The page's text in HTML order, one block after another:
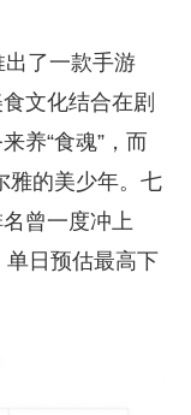
了一款手游
文化结合在剧
养“食魂”，而
雅的美少年。七
曾一度冲上
单日预估最高下